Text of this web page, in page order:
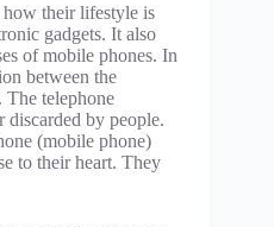
their lifestyle is
gadgets. It also
of mobile phones. In
between the
The telephone
discarded by people.
(mobile phone)
to their heart. They